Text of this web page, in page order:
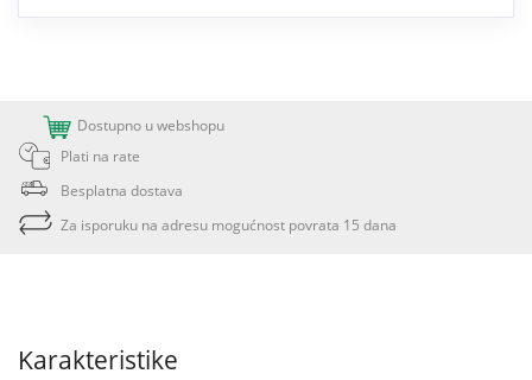
Dostupno u webshopu
Plati na rate
Besplatna dostava
Za isporuku na adresu mogućnost povrata 15 dana
Karakteristike